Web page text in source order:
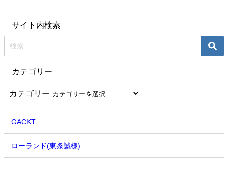
サイト内検索
カテゴリー
カテゴリー
GACKT
ローランド(東条誠様)